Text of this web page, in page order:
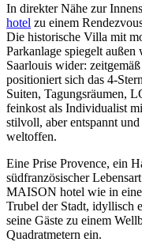
In direkter Nähe zur
hotel zu einem
Die historische Villa mit
Parkanlage spiegelt
Saarlouis wider:
positioniert sich das 4-
Suiten, Tagungsräumen,
feinkost als Individualist
stilvoll, aber entspannt
weltoffen.
Eine Prise Provence, ein
südfranzösischer
MAISON hotel wie in
Trubel der Stadt, idyllisch
seine Gäste zu einem
Quadratmetern ein.